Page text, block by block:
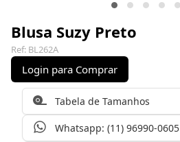
Blusa Suzy Preto
Ref: BL262A
Login para Comprar
Tabela de Tamanhos
Whatsapp: (11) 96990-0605